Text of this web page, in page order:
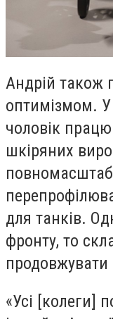
Андрій також
оптимізмом. У
чоловік
шкіряних
для танків.
фронту, то
продовжувати
«Усі [колеги]